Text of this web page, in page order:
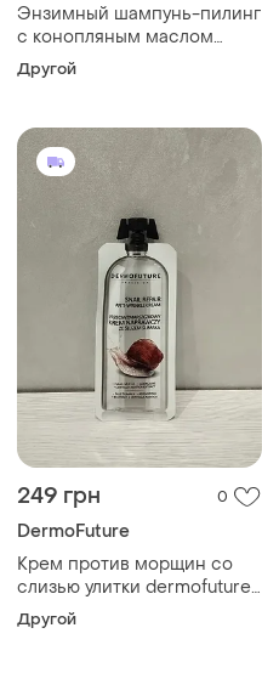
Энзимный шампунь-пилинг
с конопляным маслом
dermofuture, 200 мл
(liv320111)
Другой
249 грн 0
DermoFuture
Крем против морщин со
слизью улитки dermofuture,
12 мл
Другой